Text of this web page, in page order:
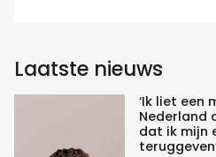
Laatste nieuws
‘Ik liet een
Nederland
dat ik mijn